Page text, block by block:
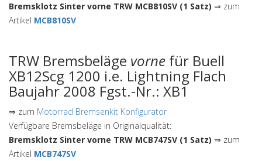
Bremsklotz Sinter vorne TRW MCB810SV (1 Satz) ⇒ zum
Artikel MCB810SV
TRW Bremsbeläge vorne für Buell
XB12Scg 1200 i.e. Lightning Flach
Baujahr 2008 Fgst.-Nr.: XB1
⇒ zum Motorrad Bremsenkit Konfigurator
Verfügbare Bremsbeläge in Originalqualität:
Bremsklotz Sinter vorne TRW MCB747SV (1 Satz) ⇒ zum
Artikel MCB747SV